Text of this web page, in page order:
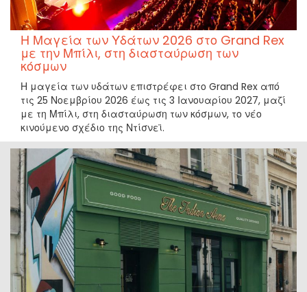
Η Μαγεία των Υδάτων 2026 στο Grand Rex
με την Μπίλι, στη διασταύρωση των
κόσμων
Η μαγεία των υδάτων επιστρέφει στο Grand Rex από
τις 25 Νοεμβρίου 2026 έως τις 3 Ιανουαρίου 2027, μαζί
με τη Μπίλι, στη διασταύρωση των κόσμων, το νέο
κινούμενο σχέδιο της Ντίσνεϊ.